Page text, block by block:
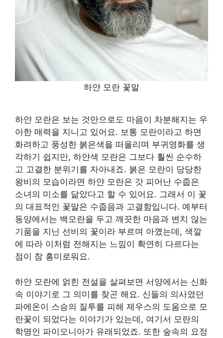
하얀 모란 꽃말
하얀 모란은 보는 것만으로도 마음이 차분해지는 우
아한 매력을 지니고 있어요. 보통 모란이라고 하면
화려하고 풍성한 붉은색을 떠올리며 부귀영화를 생
각하기 쉽지만, 하얀색 모란은 그보다 훨씬 순수하
고 고결한 분위기를 자아내죠. 붉은 모란이 당당한
왕비의 모습이라면 하얀 모란은 갓 피어난 수줍은
소녀의 미소를 닮았다고 할 수 있어요. 그래서 이 꽃
의 대표적인 꽃말은 수줍음과 고결함입니다. 예부터
동양에서는 백모란을 두고 깨끗한 마음과 변치 않는
기품을 지닌 선비의 꽃이라 부르며 아꼈는데, 색깔
에 따라 이처럼 전해지는 느낌이 확연히 다르다는
점이 참 흥미로워요.
하얀 모란에 얽힌 전설을 살펴보면 서양에서는 신화
속 이야기로 그 의미를 찾곤 해요. 신들의 의사였던
파에온이 스승의 질투를 피해 제우스의 도움으로 모
란꽃이 되었다는 이야기가 있는데, 여기서 모란의
학명인 파이오니아가 유래되었죠. 또한 숲속의 요정